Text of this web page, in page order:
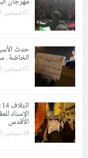
07 سبتمبر 2025
الخاصّة.. سيرة 13 عامًا من تلميع
07 سبتمبر 2025
الإسناد
الأقدس
24 سبتمبر 2025